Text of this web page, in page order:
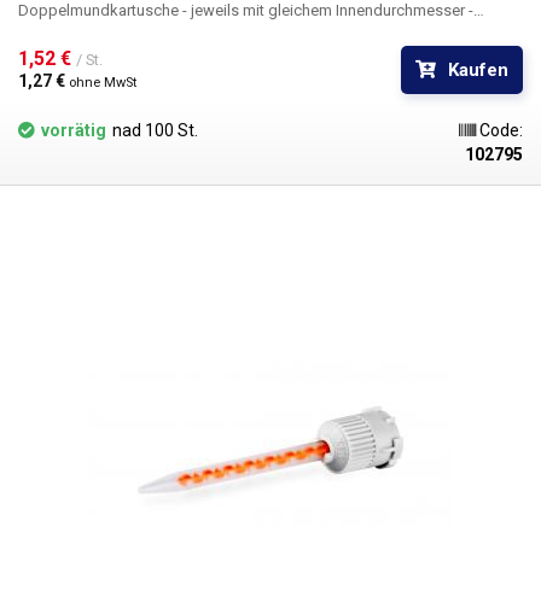
Doppelmundkartusche - jeweils mit gleichem Innendurchmesser -
Aufgrund der geringen Länge - 76mm - ist es nicht für das Mischen aller
Arten von Flüssigkeiten geeignet - z.B. für einige Klebstoffe, die
Verwendung eines längeren Statikmischers. Besonders geeignet zum
1,52 € / St.
1,27 € ohne MwSt
Kaufen
vorrätig nad 100 St.
Code:
102795